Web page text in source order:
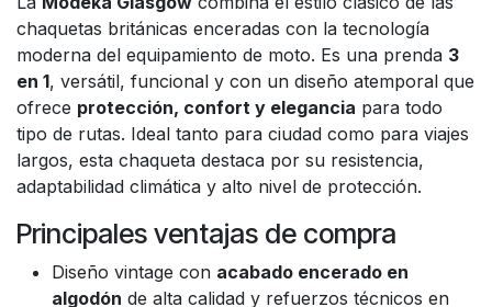
chaquetas británicas enceradas con la tecnología
moderna del equipamiento de moto. Es una prenda 3
en 1, versátil, funcional y con un diseño atemporal que
ofrece protección, confort y elegancia para todo
tipo de rutas. Ideal tanto para ciudad como para viajes
largos, esta chaqueta destaca por su resistencia,
adaptabilidad climática y alto nivel de protección.
Principales ventajas de compra
Diseño vintage con acabado encerado en
algodón de alta calidad y refuerzos técnicos en